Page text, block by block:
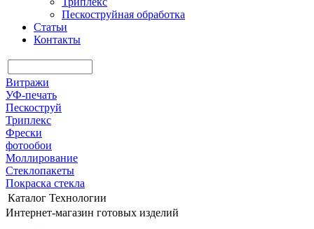
Пескоструйная обработка
Статьи
Контакты
Витражи
УФ-печать
Пескоструй
Триплекс
Фрески
фотообои
Моллирование
Стеклопакеты
Покраска стекла
Каталог Технологии
Интернет-магазин готовых изделий